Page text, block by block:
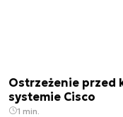
Ostrzeżenie przed
systemie Cisco
1 min.